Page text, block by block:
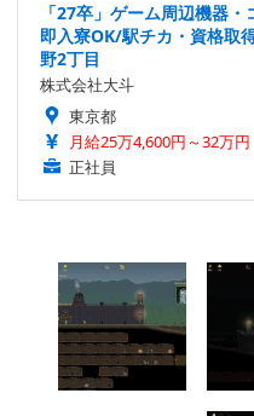
「27卒」ゲーム周辺機器
即入寮OK/駅チカ・資格取
野2丁目
株式会社大斗
東京都
月給25万4,600円～32万円
正社員